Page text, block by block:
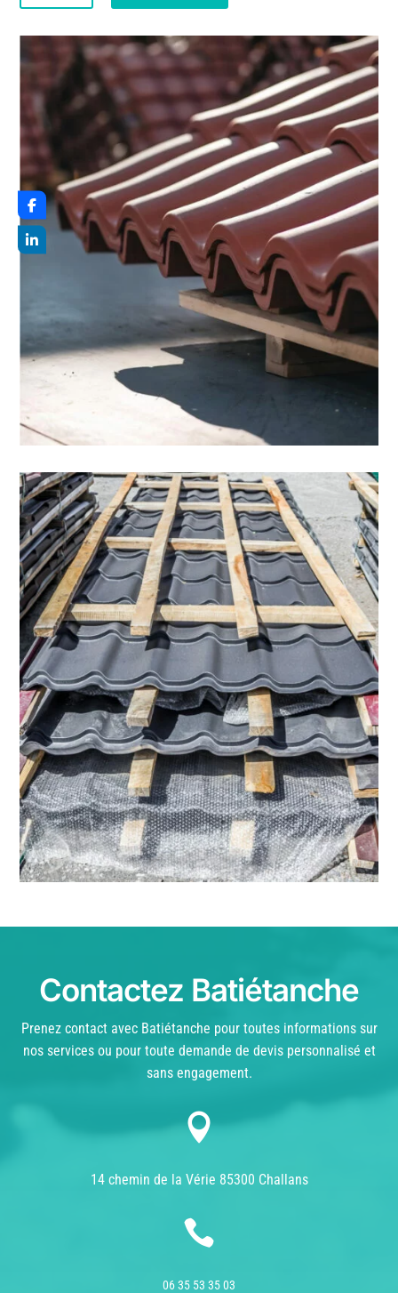
Contactez Batiétanche
Prenez contact avec Batiétanche pour toutes informations sur
nos services ou pour toute demande de devis personnalisé et
sans engagement.

14 chemin de la Vérie 85300 Challans

06 35 53 35 03